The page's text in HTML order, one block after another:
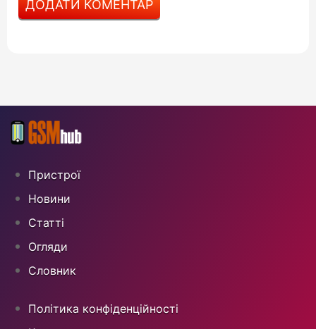
ДОДАТИ КОМЕНТАР
Пристрої
Новини
Статті
Огляди
Cловник
Політика конфіденційності